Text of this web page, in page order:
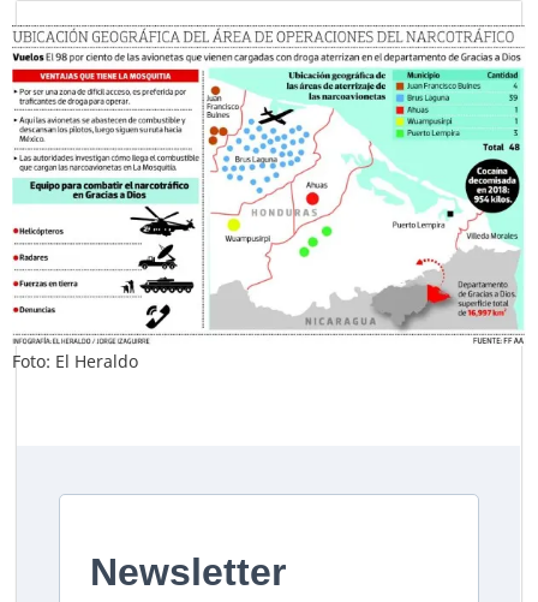
Foto: El Heraldo